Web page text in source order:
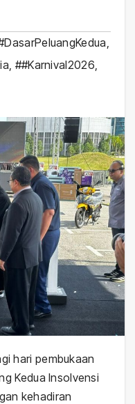
,
, ##Karnival2026,
hari pembukaan
Kedua Insolvensi
kehadiran